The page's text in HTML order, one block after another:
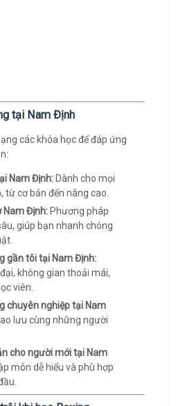
tại Nam Định
các khóa học để đáp ứng
Nam Định:Dành cho mọi
từ cơ bản đến nâng cao.
Nam Định:Phương pháp
giúp bạn nhanh chóng
gần tôi tại Nam Định:
không gian thoải mái,
viên.
chuyên nghiệp tại Nam
lưu cùng những người
cho người mới tại Nam
môn dễ hiểu và phù hợp